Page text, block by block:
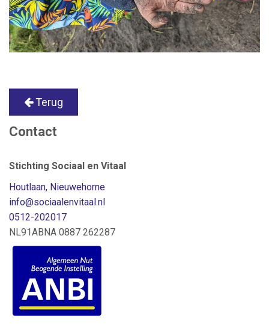
Terug
Contact
Stichting Sociaal en Vitaal
Houtlaan, Nieuwehorne
info@sociaalenvitaal.nl
0512-202017
NL91ABNA 0887 262287